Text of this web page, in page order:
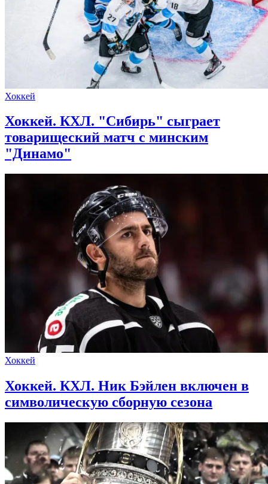
Хоккей
Хоккей. КХЛ. "Сибирь" сыграет
товарищеский матч с минским
"Динамо"
Хоккей
Хоккей. КХЛ. Ник Бэйлен включен в
символическую сборную сезона